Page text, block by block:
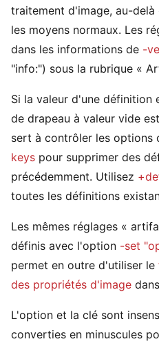
traitement d'image, au-
les moyens normaux. Les
dans les informations de -
"info:") sous la rubrique «
Si la valeur d'une définition
de drapeau à valeur vide
sert à contrôler les options
keys pour supprimer des
précédemment. Utilisez
toutes les définitions
Les mêmes réglages «
définis avec l'option -set
permet en outre d'utiliser le
des propriétés d'image
L'option et la clé sont
converties en minuscules